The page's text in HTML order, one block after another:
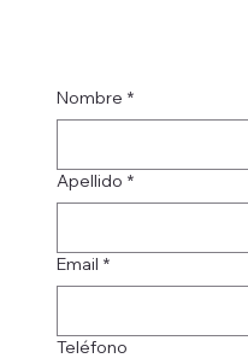
Nombre *
Apellido *
Email *
Teléfono